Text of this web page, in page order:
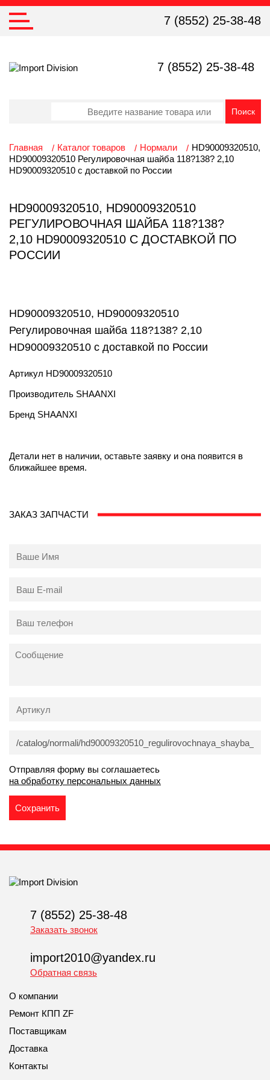
7 (8552) 25-38-48
7 (8552) 25-38-48
Главная Каталог товаров Нормали
HD90009320510,
HD90009320510 Регулировочная шайба 118?138? 2,10
HD90009320510 с доставкой по России
HD90009320510, HD90009320510
РЕГУЛИРОВОЧНАЯ ШАЙБА 118?138?
2,10 HD90009320510 С ДОСТАВКОЙ ПО
РОССИИ
HD90009320510, HD90009320510
Регулировочная шайба 118?138? 2,10
HD90009320510 с доставкой по России
Артикул HD90009320510
Производитель SHAANXI
Бренд SHAANXI
Детали нет в наличии, оставьте заявку и она появится в
ближайшее время.
ЗАКАЗ ЗАПЧАСТИ
Отправляя форму вы соглашаетесь
на обработку персональных данных
7 (8552) 25-38-48
Заказать звонок
import2010@yandex.ru
Обратная связь
О компании
Ремонт КПП ZF
Поставщикам
Доставка
Контакты